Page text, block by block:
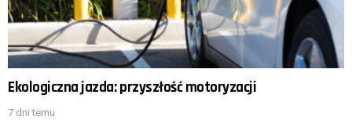
Ekologiczna jazda: przyszłość motoryzacji
7 dni temu